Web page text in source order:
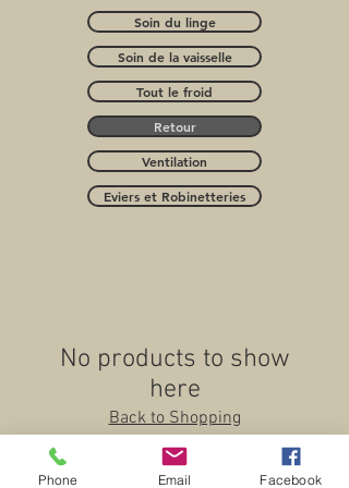
Soin du linge
Soin de la vaisselle
Tout le froid
Retour
Ventilation
Eviers et Robinetteries
No products to show
here
Back to Shopping
Phone Email Facebook